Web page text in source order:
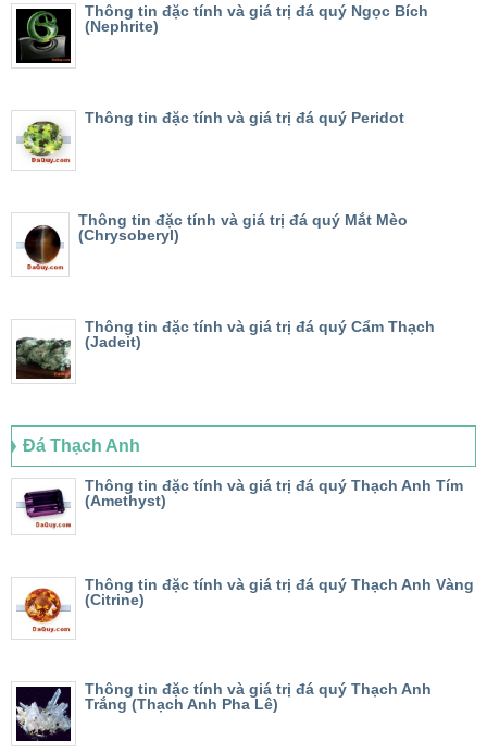
Thông tin đặc tính và giá trị đá quý Ngọc Bích
(Nephrite)
Thông tin đặc tính và giá trị đá quý Peridot
Thông tin đặc tính và giá trị đá quý Mắt Mèo
(Chrysoberyl)
Thông tin đặc tính và giá trị đá quý Cẩm Thạch
(Jadeit)
Đá Thạch Anh
Thông tin đặc tính và giá trị đá quý Thạch Anh Tím
(Amethyst)
Thông tin đặc tính và giá trị đá quý Thạch Anh Vàng
(Citrine)
Thông tin đặc tính và giá trị đá quý Thạch Anh
Trắng (Thạch Anh Pha Lê)